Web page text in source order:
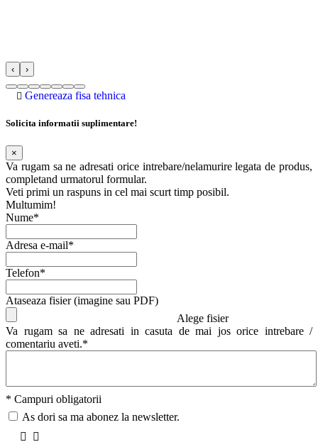
‹ ›
Genereaza fisa tehnica
Solicita informatii suplimentare!
×
Va rugam sa ne adresati orice intrebare/nelamurire legata de produs,
completand urmatorul formular.
Veti primi un raspuns in cel mai scurt timp posibil.
Multumim!
Nume*
Adresa e-mail*
Telefon*
Ataseaza fisier (imagine sau PDF)
Alege fisier
Va rugam sa ne adresati in casuta de mai jos orice intrebare /
comentariu aveti.*
* Campuri obligatorii
As dori sa ma abonez la newsletter.